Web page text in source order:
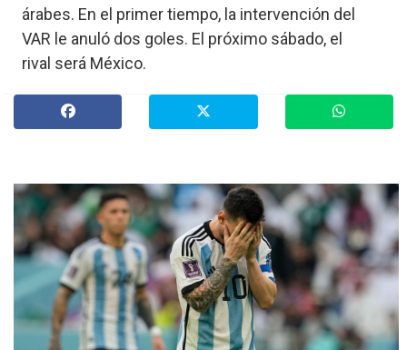
Policiales
Provinciales
»
»
Economía
»
Espectáculos
Internacionales
»
Judiciales
árabes. En el primer tiempo, la intervención del
VAR le anuló dos goles. El próximo sábado, el
rival será México.